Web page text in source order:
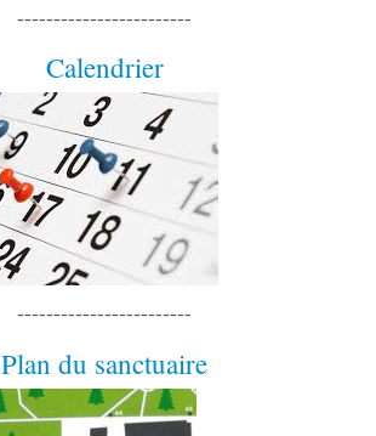
------------------------
Calendrier
------------------------
Plan du sanctuaire